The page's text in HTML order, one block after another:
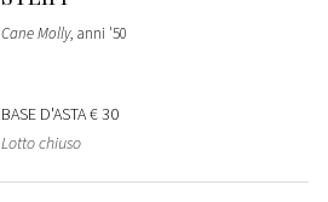
Cane Molly, anni '50
BASE D'ASTA€ 30
Lotto chiuso